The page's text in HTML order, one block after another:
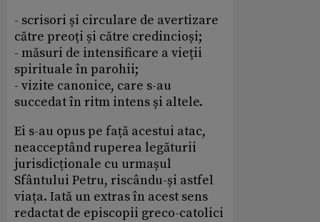
- scrisori și circulare de avertizare
către preoți și către credincioși;
- măsuri de intensificare a vieții
spirituale în parohii;
- vizite canonice, care s-au
succedat în ritm intens și altele.
Ei s-au opus pe față acestui atac,
neacceptând ruperea legăturii
jurisdicționale cu urmașul
Sfântului Petru, riscându-și astfel
viața. Iată un extras în acest sens
redactat de episcopii greco-catolici